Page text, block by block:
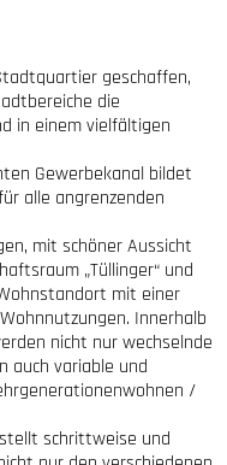
geschaffen,
die
in einem vielfältigen
Gewerbekanal bildet
alle angrenzenden
mit schöner Aussicht
„Tüllinger“ und
mit einer
Innerhalb
nicht nur wechselnde
auch variable und
/
schrittweise und